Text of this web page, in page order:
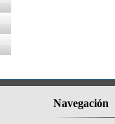
Navegación